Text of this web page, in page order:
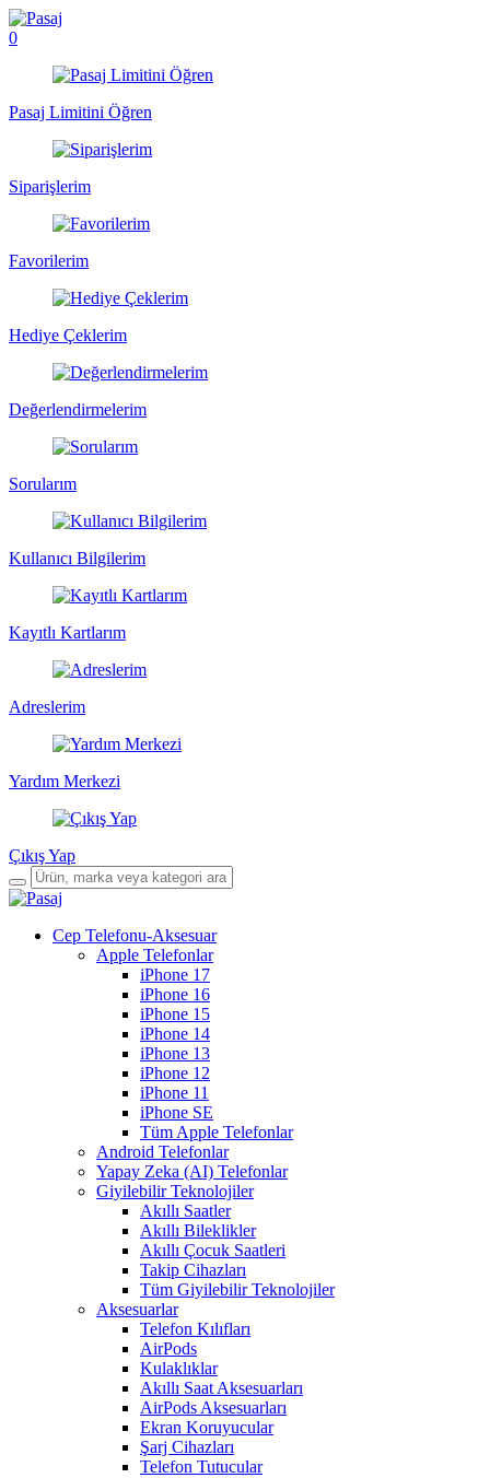
0
Pasaj Limitini Öğren
Siparişlerim
Favorilerim
Hediye Çeklerim
Değerlendirmelerim
Sorularım
Kullanıcı Bilgilerim
Kayıtlı Kartlarım
Adreslerim
Yardım Merkezi
Çıkış Yap
Cep Telefonu-Aksesuar
Apple Telefonlar
iPhone 17
iPhone 16
iPhone 15
iPhone 14
iPhone 13
iPhone 12
iPhone 11
iPhone SE
Tüm Apple Telefonlar
Android Telefonlar
Yapay Zeka (AI) Telefonlar
Giyilebilir Teknolojiler
Akıllı Saatler
Akıllı Bileklikler
Akıllı Çocuk Saatleri
Takip Cihazları
Tüm Giyilebilir Teknolojiler
Aksesuarlar
Telefon Kılıfları
AirPods
Kulaklıklar
Akıllı Saat Aksesuarları
AirPods Aksesuarları
Ekran Koruyucular
Şarj Cihazları
Telefon Tutucular